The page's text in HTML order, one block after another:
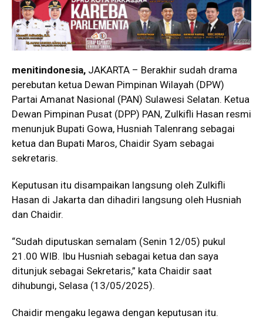
menitindonesia, JAKARTA – Berakhir sudah drama
perebutan ketua Dewan Pimpinan Wilayah (DPW)
Partai Amanat Nasional (PAN) Sulawesi Selatan. Ketua
Dewan Pimpinan Pusat (DPP) PAN, Zulkifli Hasan resmi
menunjuk Bupati Gowa, Husniah Talenrang sebagai
ketua dan Bupati Maros, Chaidir Syam sebagai
sekretaris.
Keputusan itu disampaikan langsung oleh Zulkifli
Hasan di Jakarta dan dihadiri langsung oleh Husniah
dan Chaidir.
“Sudah diputuskan semalam (Senin 12/05) pukul
21.00 WIB. Ibu Husniah sebagai ketua dan saya
ditunjuk sebagai Sekretaris,” kata Chaidir saat
dihubungi, Selasa (13/05/2025).
Chaidir mengaku legawa dengan keputusan itu.